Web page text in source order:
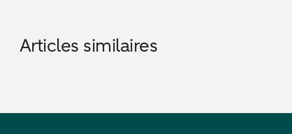
Articles similaires